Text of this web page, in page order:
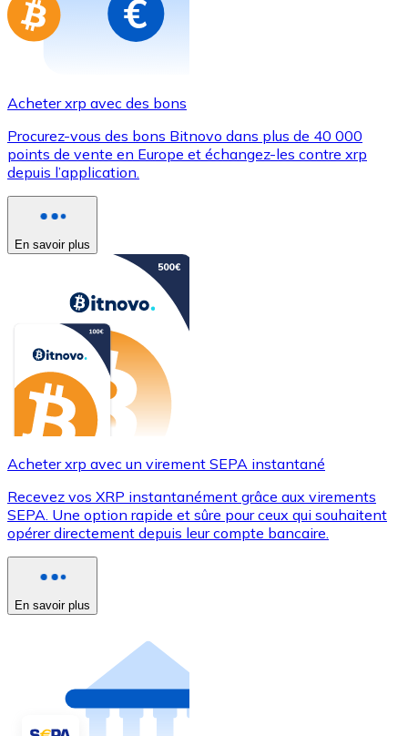
Acheter xrp avec des bons
Procurez-vous des bons Bitnovo dans plus de 40 000
points de vente en Europe et échangez-les contre xrp
depuis l’application.
En savoir plus
Acheter xrp avec un virement SEPA instantané
Recevez vos XRP instantanément grâce aux virements
SEPA. Une option rapide et sûre pour ceux qui souhaitent
opérer directement depuis leur compte bancaire.
En savoir plus